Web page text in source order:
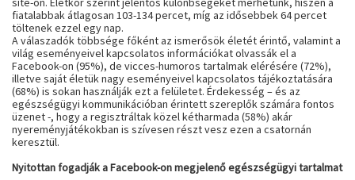
fiatalabbak átlagosan 103-134 percet, míg az idősebbek 64 percet
töltenek ezzel egy nap.
A válaszadók többsége főként az ismerősök életét érintő, valamint a
világ eseményeivel kapcsolatos információkat olvassák el a
Facebook-on (95%), de vicces-humoros tartalmak elérésére (72%),
illetve saját életük nagy eseményeivel kapcsolatos tájékoztatására
(68%) is sokan használják ezt a felületet. Érdekesség – és az
egészségügyi kommunikációban érintett szereplők számára fontos
üzenet -, hogy a regisztráltak közel kétharmada (58%) akár
nyereményjátékokban is szívesen részt vesz ezen a csatornán
keresztül.
Nyitottan fogadják a Facebook-on megjelenő egészségügyi tartalmat